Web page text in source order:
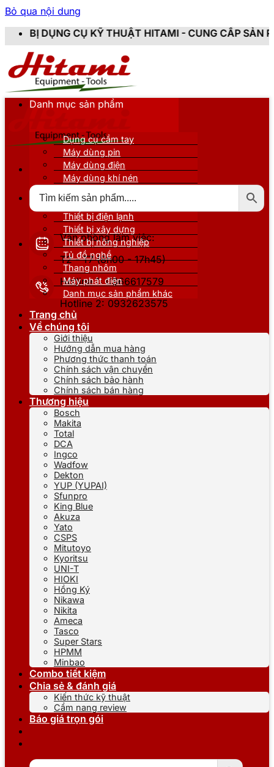
Bỏ qua nội dung
KỸ THUẬT HITAMI - CUNG CẤP SẢN PHẨM CHÍNH
Văn phòng làm việc:
T2 - T7 (8h00 - 17h45)
Hotline 1: 0866617579
Hotline 2: 0932623575
Danh mục sản phẩm
Dụng cụ cầm tay
Máy dùng pin
Máy dùng điện
Máy dùng khí nén
Thiết bị nâng đỡ
Thiết bị điện lạnh
Thiết bị xây dựng
Thiết bị nông nghiệp
Tủ đồ nghề
Thang nhôm
Máy phát điện
Danh mục sản phẩm khác
Trang chủ
Về chúng tôi
Giới thiệu
Hướng dẫn mua hàng
Phương thức thanh toán
Chính sách vận chuyển
Chính sách bảo hành
Chính sách bán hàng
Thương hiệu
Bosch
Makita
Total
DCA
Ingco
Wadfow
Dekton
YUP (YUPAI)
Sfunpro
King Blue
Akuza
Yato
CSPS
Mitutoyo
Kyoritsu
UNI-T
HIOKI
Hồng Ký
Nikawa
Nikita
Ameca
Tasco
Super Stars
HPMM
Minbao
Combo tiết kiệm
Chia sẻ & đánh giá
Kiến thức kỹ thuật
Cẩm nang review
Báo giá trọn gói